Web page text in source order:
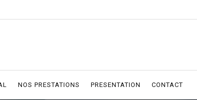
NOS PRESTATIONS PRESENTATION CONTACT